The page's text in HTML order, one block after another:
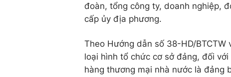
đoàn, tổng công ty, doanh nghiệp,
cấp ủy địa phương.
Theo Hướng dẫn số 38-HD/
loại hình tổ chức cơ sở đảng, đối
hàng thương mại nhà nước là đảng